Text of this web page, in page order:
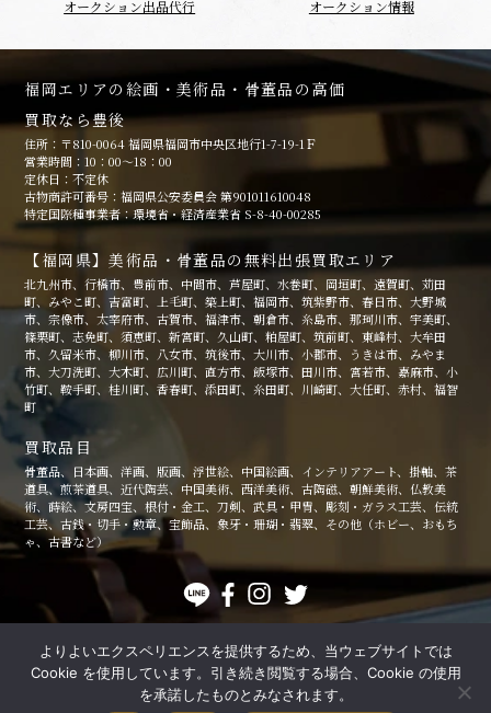
オークション出品代行 オークション情報
福岡エリアの絵画・美術品・骨董品の高価
買取なら豊後
住所：〒810-0064 福岡県福岡市中央区地行1-7-19-1Ｆ
営業時間：10：00～18：00
定休日：不定休
古物商許可番号：福岡県公安委員会 第901011610048
特定国際種事業者：環境省・経済産業省 S-8-40-00285
【福岡県】美術品・骨董品の無料出張買取エリア
北九州市、行橋市、豊前市、中間市、芦屋町、水巻町、岡垣町、遠賀町、苅田
町、みやこ町、吉富町、上毛町、築上町、福岡市、筑紫野市、春日市、大野城
市、宗像市、太宰府市、古賀市、福津市、朝倉市、糸島市、那珂川市、宇美町、
篠栗町、志免町、須恵町、新宮町、久山町、粕屋町、筑前町、東峰村、大牟田
市、久留米市、柳川市、八女市、筑後市、大川市、小郡市、うきは市、みやま
市、大刀洗町、大木町、広川町、直方市、飯塚市、田川市、宮若市、嘉麻市、小
竹町、鞍手町、桂川町、香春町、添田町、糸田町、川崎町、大任町、赤村、福智
町
買取品目
骨董品、日本画、洋画、版画、浮世絵、中国絵画、インテリアアート、掛軸、茶
道具、煎茶道具、近代陶芸、中国美術、西洋美術、古陶磁、朝鮮美術、仏教美
術、蒔絵、文房四宝、根付・金工、刀剣、武具・甲冑、彫刻・ガラス工芸、伝統
工芸、古銭・切手・勲章、宝飾品、象牙・珊瑚・翡翠、その他（ホビー、おもち
ゃ、古書など）
個人情報保護方針
特定商取引法に関する記述
© 福岡の絵画・美術品・骨董品の高価買取なら美術品店「豊後」
よりよいエクスペリエンスを提供するため、当ウェブサイトでは
Cookie を使用しています。引き続き閲覧する場合、Cookie の使用
を承諾したものとみなされます。